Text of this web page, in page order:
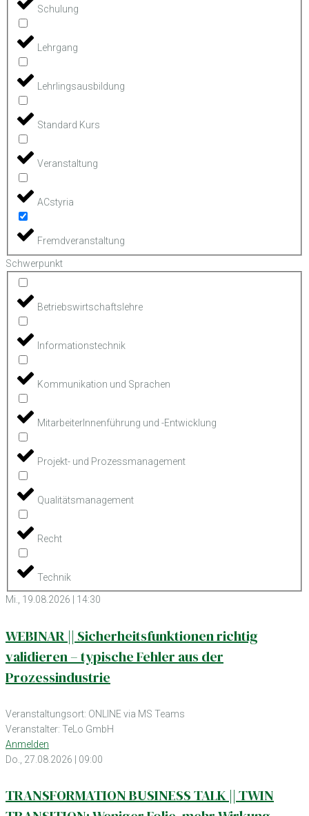
Schulung
Lehrgang
Lehrlingsausbildung
Standard Kurs
Veranstaltung
ACstyria
Fremdveranstaltung
Schwerpunkt
Betriebswirtschaftslehre
Informationstechnik
Kommunikation und Sprachen
MitarbeiterInnenführung und -Entwicklung
Projekt- und Prozessmanagement
Qualitätsmanagement
Recht
Technik
Mi., 19.08.2026 | 14:30
WEBINAR || Sicherheitsfunktionen richtig
validieren – typische Fehler aus der
Prozessindustrie
Veranstaltungsort: ONLINE via MS Teams
Veranstalter: TeLo GmbH
Anmelden
Do., 27.08.2026 | 09:00
TRANSFORMATION BUSINESS TALK || TWIN